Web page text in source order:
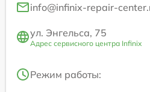
info@infinix-repair-
ул. Энгельса, 75
Адрес сервисного центра Infinix
Режим работы: